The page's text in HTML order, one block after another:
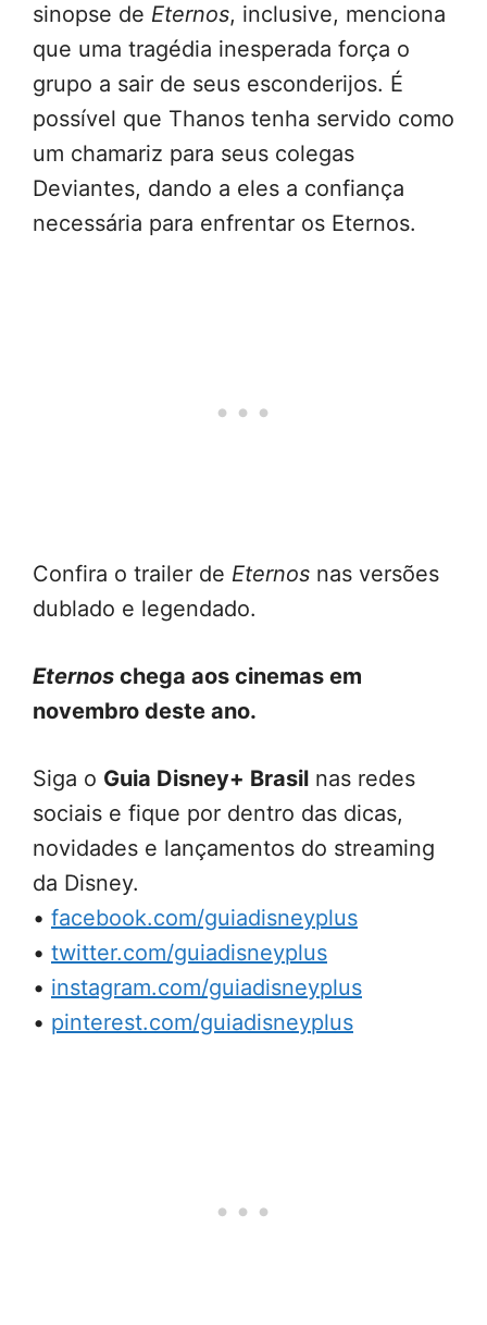
sinopse de Eternos, inclusive, menciona
que uma tragédia inesperada força o
grupo a sair de seus esconderijos. É
possível que Thanos tenha servido como
um chamariz para seus colegas
Deviantes, dando a eles a confiança
necessária para enfrentar os Eternos.
Confira o trailer de Eternos nas versões
dublado e legendado.
Eternos chega aos cinemas em
novembro deste ano.
Siga o Guia Disney+ Brasil nas redes
sociais e fique por dentro das dicas,
novidades e lançamentos do streaming
da Disney.
• facebook.com/guiadisneyplus
• twitter.com/guiadisneyplus
• instagram.com/guiadisneyplus
• pinterest.com/guiadisneyplus